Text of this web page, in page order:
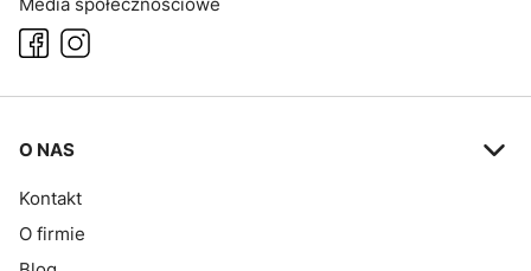
Linki w stopce
O NAS
Kontakt
O firmie